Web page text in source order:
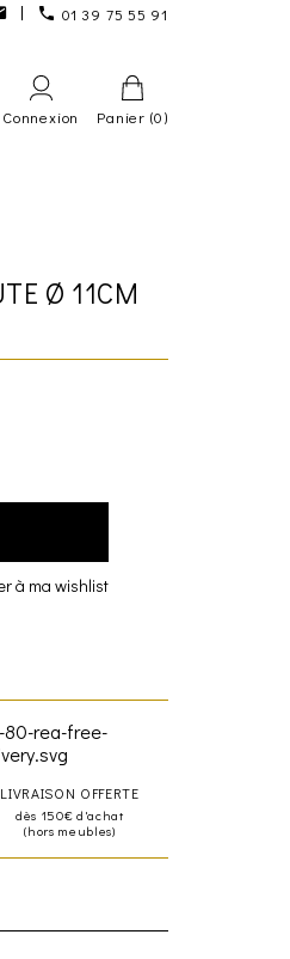
01 39 75 55 91
Connexion Panier (0)
Ø 11CM
à ma wishlist
LIVRAISON OFFERTE
dès 150€ d'achat
(hors meubles)